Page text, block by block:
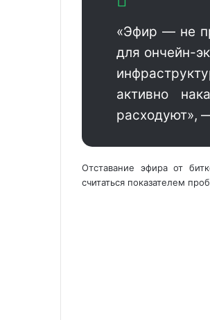
«Эфир — не
для ончейн-
активно
расходуют»,
Отставание эфира от
считаться показателем